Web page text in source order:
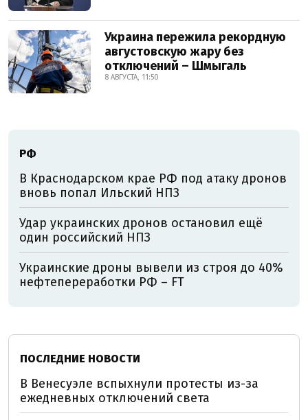
Украина пережила рекордную
августовскую жару без
отключений – Шмыгаль
8 АВГУСТА, 11:50
РФ
В Краснодарском крае РФ под атаку дронов
вновь попал Ильский НПЗ
Удар украинских дронов остановил ещё
один российский НПЗ
Украинские дроны вывели из строя до 40%
нефтепереработки РФ – FT
ПОСЛЕДНИЕ НОВОСТИ
В Венесуэле вспыхнули протесты из-за
ежедневных отключений света